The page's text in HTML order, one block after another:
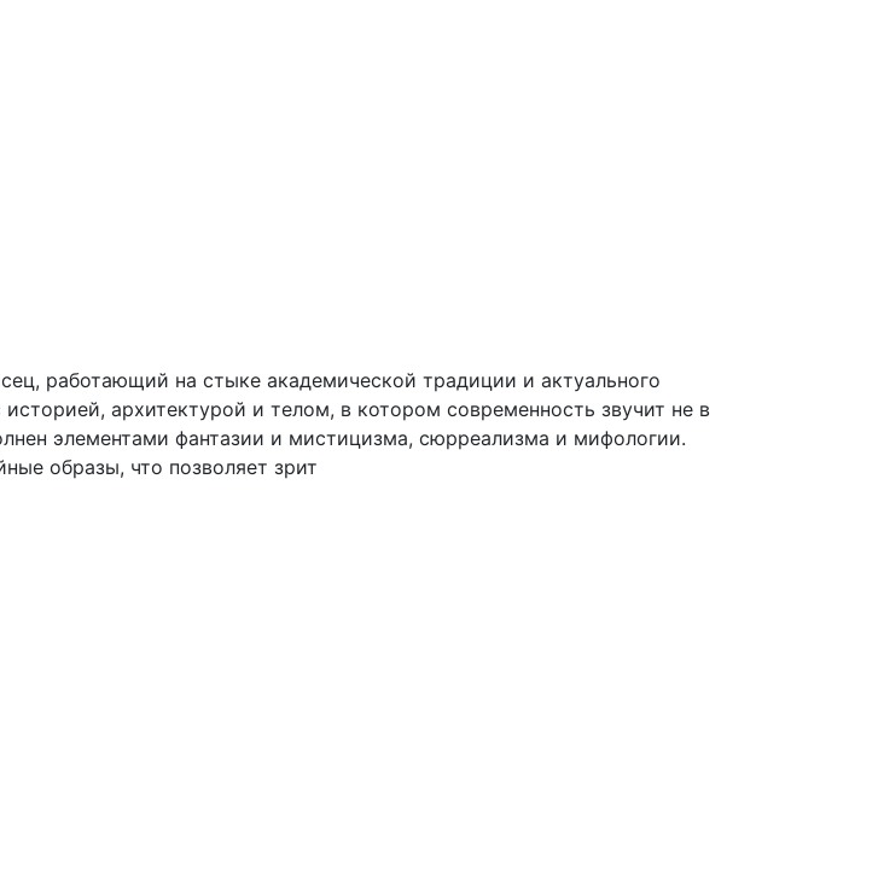
работающий на стыке академической традиции и актуального
архитектурой и телом, в котором современность звучит не в
элементами фантазии и мистицизма, сюрреализма и мифологии.
образы, что позволяет зрит